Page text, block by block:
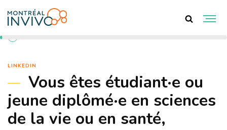
LINKEDIN
Vous êtes étudiant·e ou
jeune diplômé·e en sciences
de la vie ou en santé,